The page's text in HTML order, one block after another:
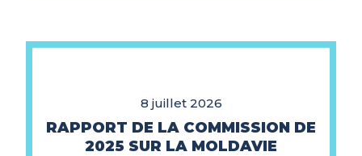
8 juillet 2026
RAPPORT DE LA COMMISSION DE
2025 SUR LA MOLDAVIE